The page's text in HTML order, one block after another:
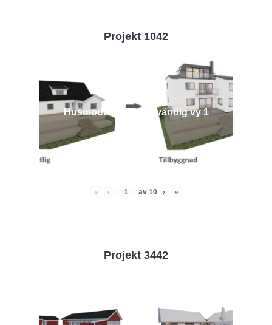
Projekt 1042
Husmodell 1042 - Utvändig vy 1
« ‹ av 10 › »
Projekt 3442